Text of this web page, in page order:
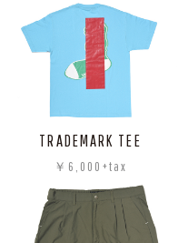
TRADEMARK TEE
￥6,000+tax